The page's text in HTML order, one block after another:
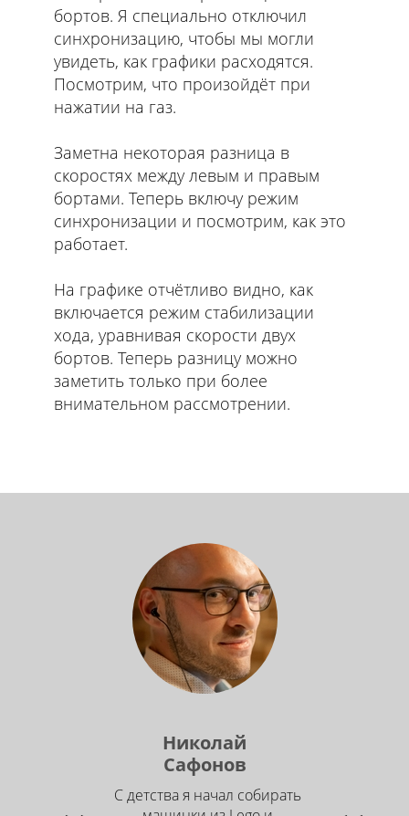
бортов. Я специально отключил
синхронизацию, чтобы мы могли
увидеть, как графики расходятся.
Посмотрим, что произойдёт при
нажатии на газ.
Заметна некоторая разница в
скоростях между левым и правым
бортами. Теперь включу режим
синхронизации и посмотрим, как это
работает.
На графике отчётливо видно, как
включается режим стабилизации
хода, уравнивая скорости двух
бортов. Теперь разницу можно
заметить только при более
внимательном рассмотрении.
Николай
Сафонов
С детства я начал собирать